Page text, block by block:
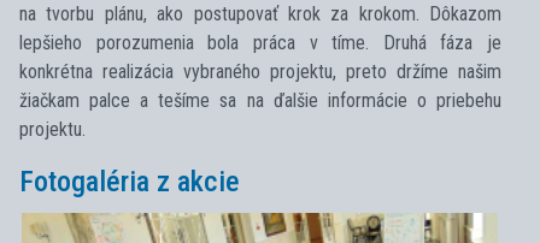
na tvorbu plánu, ako postupovať krok za krokom. Dôkazom
lepšieho porozumenia bola práca v tíme. Druhá fáza je
konkrétna realizácia vybraného projektu, preto držíme našim
žiačkam palce a tešíme sa na ďalšie informácie o priebehu
projektu.
Fotogaléria z akcie